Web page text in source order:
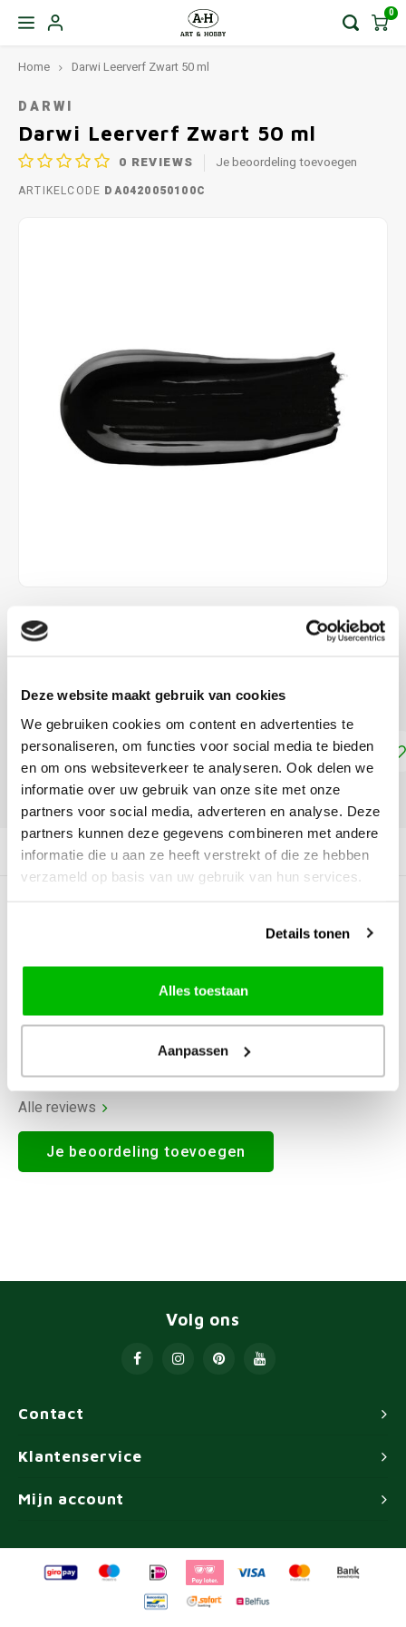
Deze website maakt gebruik van cookies
We gebruiken cookies om content en advertenties te
personaliseren, om functies voor social media te bieden
en om ons websiteverkeer te analyseren. Ook delen we
informatie over uw gebruik van onze site met onze
partners voor social media, adverteren en analyse. Deze
partners kunnen deze gegevens combineren met andere
informatie die u aan ze heeft verstrekt of die ze hebben
verzameld op basis van uw gebruik van hun services.
Details tonen
Alles toestaan
Aanpassen
0
Home Darwi Leerverf Zwart 50 ml
DARWI
Darwi Leerverf Zwart 50 ml
0 REVIEWS Je beoordeling toevoegen
ARTIKELCODE DA0420050100C
€6,30
voor leer en imitatieleerLees meer
Toevoegen aan winkelwagen
DELEN:
Productomschrijving
0Reviews
Alle reviews
Je beoordeling toevoegen
Contact
Volg ons
Klantenservice
Mijn account